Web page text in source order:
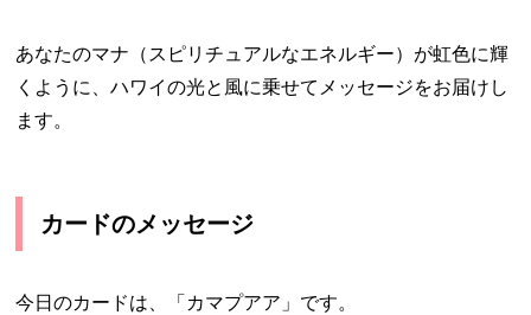
あなたのマナ（スピリチュアルなエネルギー）が虹色に輝
くように、ハワイの光と風に乗せてメッセージをお届けし
ます。
カードのメッセージ
今日のカードは、「カマプアア」です。